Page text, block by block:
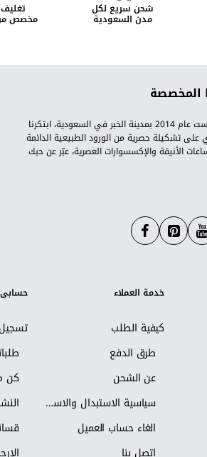
شحن سريع لكل
مدن السعودية مخصص
المخصصة
علامة تجارية سعودية تأسست عام 2014 بمدينة الخبر في السعودية، ابتكرنا
على تشكيلة حصرية من الورود الطبيعية الدائمة
الأنيقة والإكسسوارات العصرية، عبّر عن حبك
خدمة العملاء
كيفية الطلب
طرق الدفع
عن الشحن
سياسية الاستبدال والاسترجاع
الغاء حساب العميل
اتصل بنا
حسابي
كن